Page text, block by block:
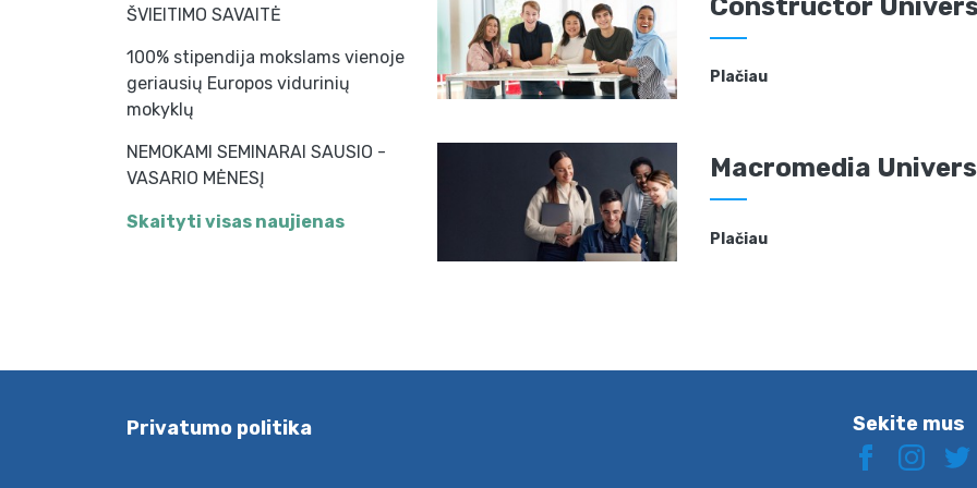
ŠVIEITIMO SAVAITĖ
100% stipendija mokslams vienoje
geriausių Europos vidurinių
mokyklų
NEMOKAMI SEMINARAI SAUSIO -
VASARIO MĖNESĮ
Skaityti visas naujienas
Constructor
Plačiau
Macromedia
Plačiau
Privatumo politika Sekite mus